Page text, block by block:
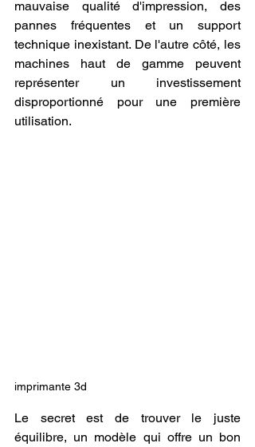
mauvaise qualité d'impression, des
pannes fréquentes et un support
technique inexistant. De l'autre côté, les
machines haut de gamme peuvent
représenter un investissement
disproportionné pour une première
utilisation.
imprimante 3d
Le secret est de trouver le juste
équilibre, un modèle qui offre un bon